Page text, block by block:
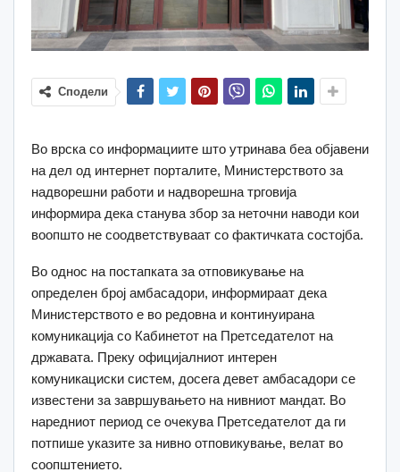
Сподели
Во врска со информациите што утринава беа објавени
на дел од интернет порталите, Министерството за
надворешни работи и надворешна трговија
информира дека станува збор за неточни наводи кои
воопшто не соодветствуваат со фактичката состојба.
Во однос на постапката за отповикување на
определен број амбасадори, информираат дека
Министерството е во редовна и континуирана
комуникација со Кабинетот на Претседателот на
државата. Преку официјалниот интерен
комуникациски систем, досега девет амбасадори се
известени за завршувањето на нивниот мандат. Во
наредниот период се очекува Претседателот да ги
потпише указите за нивно отповикување, велат во
соопштението.